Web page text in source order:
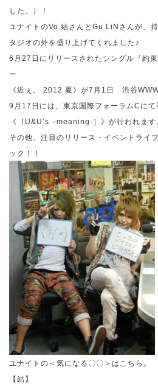
した。）！
ユナイトのVo. 結さんと Gu.LiN さんが、
タジオの外を盛り上げてくれました♪
6 月 27 日にリリースされたシングル『約
ー
《近ぇ。
2012 夏》が7 月 1 日 渋谷
9 月 17 日には、東京国際フォーラムC にて
《［ U&U’s –meaning- ］》が行われます
その他、注目のリリース・イベントライ
ック！！
ユナイトの＜気になる〇〇＞はこちら。
【結】